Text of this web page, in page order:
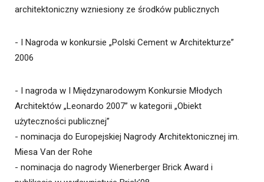
architektoniczny wzniesiony ze środków publicznych
- I Nagroda w konkursie „Polski Cement w Architekturze”
2006
- I nagroda w I Międzynarodowym Konkursie Młodych
Architektów „Leonardo 2007” w kategorii „Obiekt
użyteczności publicznej”
- nominacja do Europejskiej Nagrody Architektonicznej im.
Miesa Van der Rohe
- nominacja do nagrody Wienerberger Brick Award i